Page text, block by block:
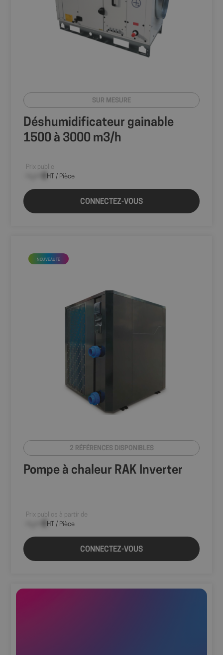
SUR MESURE
Déshumidificateur gainable
1500 à 3000 m3/h
Prix public
HT / Pièce
CONNECTEZ-VOUS
NOUVEAUTÉ
2 RÉFÉRENCES DISPONIBLES
Pompe à chaleur RAK Inverter
Prix publics à partir de
HT / Pièce
CONNECTEZ-VOUS